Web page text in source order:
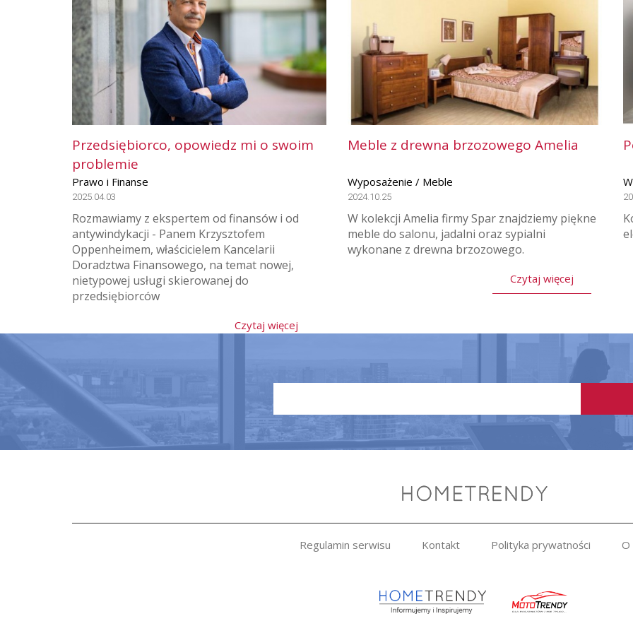
Przedsiębiorco, opowiedz mi o swoim
problemie
Prawo i Finanse
2025.04.03
Rozmawiamy z ekspertem od finansów i od
antywindykacji - Panem Krzysztofem
Oppenheimem, właścicielem Kancelarii
Doradztwa Finansowego, na temat nowej,
nietypowej usługi skierowanej do
przedsiębiorców
Czytaj więcej
Meble z drewna brzozowego Amelia
Wyposażenie / Meble
2024.10.25
W kolekcji Amelia firmy Spar znajdziemy piękne
meble do salonu, jadalni oraz sypialni
wykonane z drewna brzozowego.
Czytaj więcej
Regulamin serwisu Kontakt Polityka prywatności O